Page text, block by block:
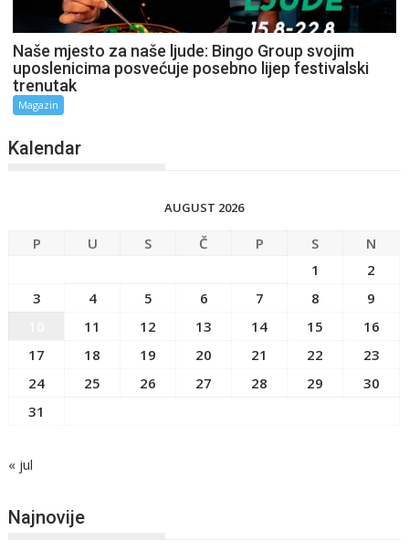
Naše mjesto za naše ljude: Bingo Group svojim
uposlenicima posvećuje posebno lijep festivalski
trenutak
Magazin
Kalendar
AUGUST 2026
P U S Č P S
N
1
2
3
4 5 6 7 8
9
11 12 13 14 15
16
17
18 19 20 21 22
23
24
25 26 27 28 29
30
31
« jul
Najnovije